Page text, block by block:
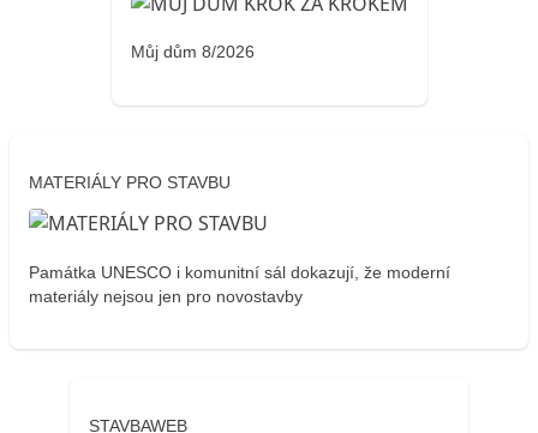
Můj dům 8/2026
MATERIÁLY PRO STAVBU
Památka UNESCO i komunitní sál dokazují, že moderní
materiály nejsou jen pro novostavby
STAVBAWEB